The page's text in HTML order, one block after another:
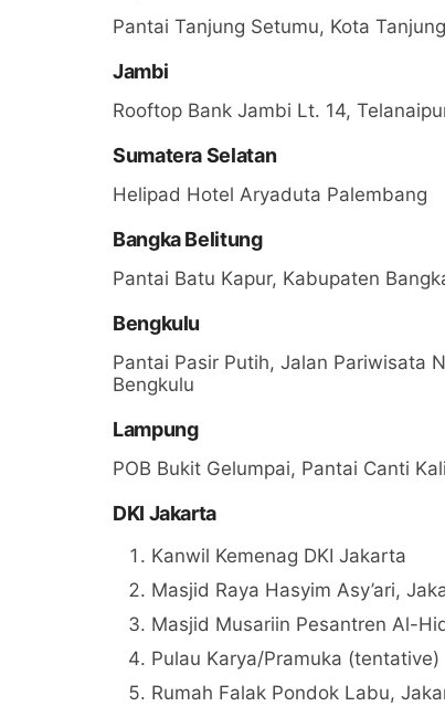
Pantai Tanjung Setumu, Kota
Jambi
Rooftop Bank Jambi Lt. 14,
Sumatera Selatan
Helipad Hotel Aryaduta Palembang
Bangka Belitung
Pantai Batu Kapur, Kabupaten
Bengkulu
Pantai Pasir Putih, Jalan Pariwisata
Bengkulu
Lampung
POB Bukit Gelumpai, Pantai Canti
DKI Jakarta
Kanwil Kemenag DKI Jakarta
Masjid Raya Hasyim Asy’ari,
Masjid Musariin Pesantren Al-
Pulau Karya/Pramuka (tentative)
Rumah Falak Pondok Labu,